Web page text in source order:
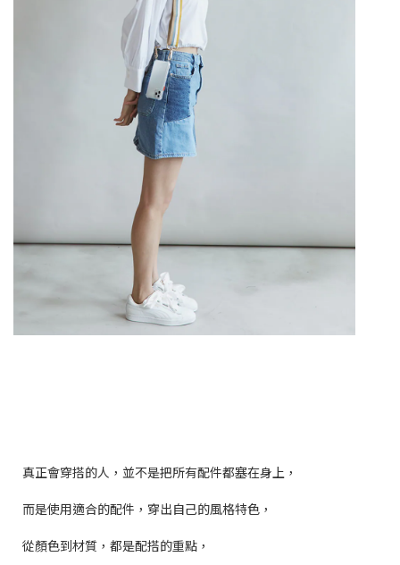
真正會穿搭的人，並不是把所有配件都塞在身上，
而是使用適合的配件，穿出自己的風格特色，
從顏色到材質，都是配搭的重點，